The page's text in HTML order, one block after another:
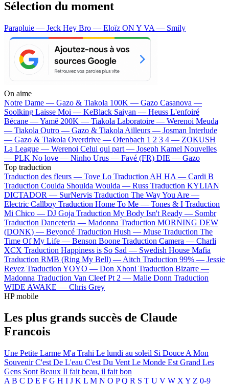
Sélection du moment
Parapluie — Jeck Hey Bro — Eloïz ON Y VA — Smily
On aime
Notre Dame — Gazo & Tiakola 100K — Gazo Casanova —
Soolking Laisse Moi — KeBlack Saiyan — Heuss L'enfoiré
Bécane —Yamê 200K — Tiakola Laboratoire — Werenoi Meuda
— Tiakola Outro — Gazo & Tiakola Ailleurs — Josman Interlude
— Gazo & Tiakola Overdrive — Ofenbach 1 2 3 4 — ZOKUSH
La League — Werenoi Celui qui part — Joseph Kamel Nouvelles
— PLK No love — Ninho Urus — Favé (FR) DIE — Gazo
Top traduction
Traduction des fleurs — Tove Lo Traduction AH HA — Cardi B
Traduction Coulda Shoulda Woulda — Russ Traduction KYLIAN
DICTADOR — SurNervis Traduction The Way You Are —
Electric Callboy Traduction Home To Me — Tones & I Traduction
Mi Chico — DJ Goja Traduction My Body Isn't Ready — Sombr
Traduction Danceteria — Madonna Traduction MORNING DEW
(DONK) — Beyoncé Traduction Hush — Muse Traduction The
Time Of My Life — Benson Boone Traduction Camera — Charli
XCX Traduction Happiness is So Sad — Swedish House Mafia
Traduction RMB (Ring My Bell) — Aitch Traduction 99% — Jessie
Reyez Traduction YOYO — Don Xhoni Traduction Bizarre —
Madonna Traduction Van Cleef Pt 2 — Malie Donn Traduction
WIDE AWAKE — Chris Grey
HP mobile
Les plus grands succès de Claude
Francois
Une Petite Larme M'a Trahi Le lundi au soleil Si Douce A Mon
SouvenirC'est De L'eau C'est Du Vent Le Monde Est Grand Les
Gens Sont Beaux Il fait beau, il fait bon
A B C D E F G H I J K L M N O P Q R S T U V W X Y Z 0-9